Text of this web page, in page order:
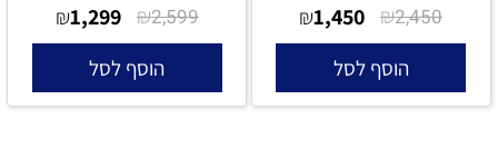
₪2,450
₪1,450
הוסף לסל
₪2,599
₪1,299
הוסף לסל